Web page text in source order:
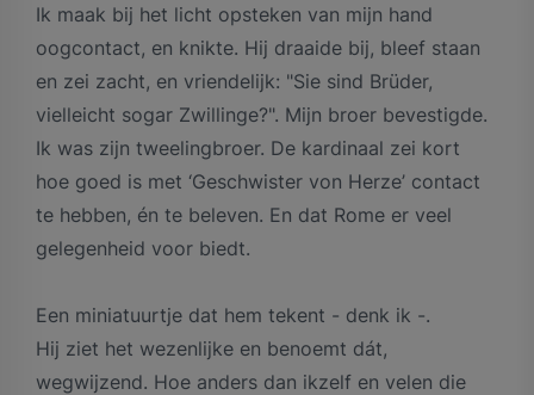
Ik maak bij het licht opsteken van mijn hand
oogcontact, en knikte. Hij draaide bij, bleef staan
en zei zacht, en vriendelijk: "Sie sind Brüder,
vielleicht sogar Zwillinge?". Mijn broer bevestigde.
Ik was zijn tweelingbroer. De kardinaal zei kort
hoe goed is met ‘Geschwister von Herze’ contact
te hebben, én te beleven. En dat Rome er veel
gelegenheid voor biedt.
Een miniatuurtje dat hem tekent - denk ik -.
Hij ziet het wezenlijke en benoemt dát,
wegwijzend. Hoe anders dan ikzelf en velen die